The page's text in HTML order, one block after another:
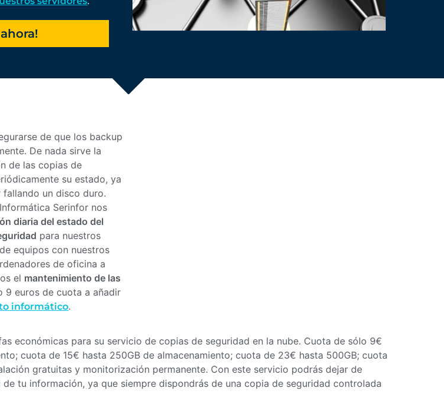
de que los backup
De nada sirve la
de las copias de
su estado, ya
un disco duro.
Serinfor nos
diaria del estado del
para nuestros
equipos con nuestros
de oficina a
el mantenimiento de las
9 euros de cuota a añadir
informático.
económicas para su servicio de copias de seguridad en la nube. Cuota de sólo 9€
cuota de 15€ hasta 250GB de almacenamiento; cuota de 23€ hasta 500GB; cuota
gratuitas y monitorización permanente. Con este servicio podrás dejar de
tu información, ya que siempre dispondrás de una copia de seguridad controlada